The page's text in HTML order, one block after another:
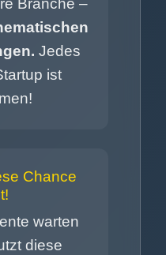
Branche –
Jedes
ist
Chance
warten
diese